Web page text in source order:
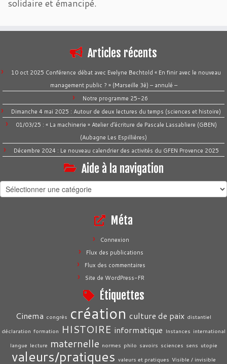
solidaire et émancipé.
Articles récents
10 oct 2025 Conférence débat avec Evelyne Bechtold « En finir avec le nouveau
management public ? » (Marseille 3è) – annulé –
Notre programme 25-26
Dimanche 4 mai 2025 : Autour de deux lectures du temps (sciences et histoire)
01/03/25 : « La machinerie » Atelier d’écriture de Pascale Lassabliere (GBEN)
(Aubagne Les Espillières)
Décembre 2024 : Le nouveau calendrier des activités du GFEN Provence 2025
Aide à la navigation
Aide
à
Méta
Connexion
Flux des publications
Flux des commentaires
Site de WordPress-FR
Étiquettes
Cinema congrès création culture de paix distantiel
déclaration formation HISTOIRE informatique Instances international
langue lecture maternelle normes philo savoirs sciences sens utopie
valeurs/pratiques valeurs et pratiques Visible / invisible